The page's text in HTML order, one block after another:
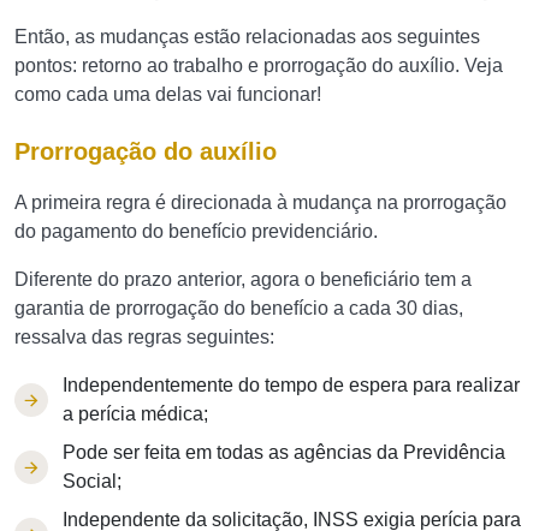
Então, as mudanças estão relacionadas aos seguintes
pontos: retorno ao trabalho e prorrogação do auxílio. Veja
como cada uma delas vai funcionar!
Prorrogação do auxílio
A primeira regra é direcionada à mudança na prorrogação
do pagamento do benefício previdenciário.
Diferente do prazo anterior, agora o beneficiário tem a
garantia de prorrogação do benefício a cada 30 dias,
ressalva das regras seguintes:
Independentemente do tempo de espera para realizar
a perícia médica;
Pode ser feita em todas as agências da Previdência
Social;
Independente da solicitação, INSS exigia perícia para